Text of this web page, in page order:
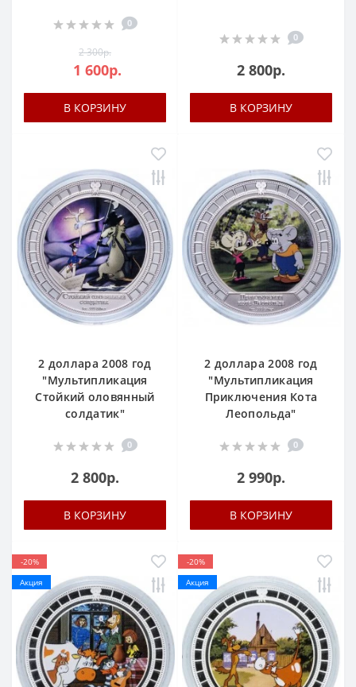
0
2 300р.
1 600р.
В КОРЗИНУ
0
2 800р.
В КОРЗИНУ
2 доллара 2008 год
"Мультипликация
Стойкий оловянный
солдатик"
0
2 800р.
В КОРЗИНУ
2 доллара 2008 год
"Мультипликация
Приключения Кота
Леопольда"
0
2 990р.
В КОРЗИНУ
-20%
Акция
-20%
Акция